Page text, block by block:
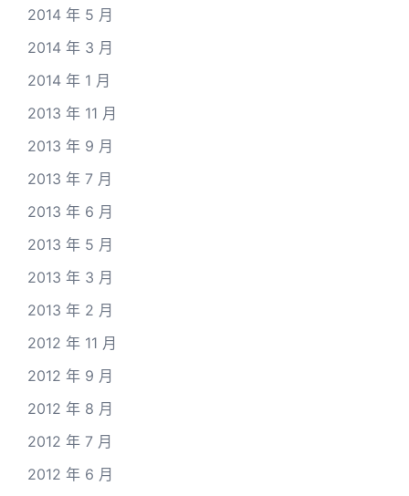
2014 年 5 月
2014 年 3 月
2014 年 1 月
2013 年 11 月
2013 年 9 月
2013 年 7 月
2013 年 6 月
2013 年 5 月
2013 年 3 月
2013 年 2 月
2012 年 11 月
2012 年 9 月
2012 年 8 月
2012 年 7 月
2012 年 6 月